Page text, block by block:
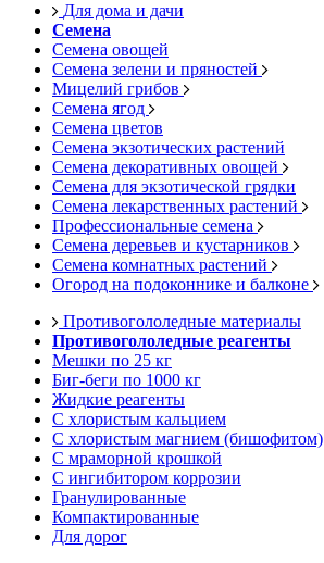
Для дома и дачи
Семена
Семена овощей
Семена зелени и пряностей
Мицелий грибов
Семена ягод
Семена цветов
Семена экзотических растений
Семена декоративных овощей
Семена для экзотической грядки
Семена лекарственных растений
Профессиональные семена
Семена деревьев и кустарников
Семена комнатных растений
Огород на подоконнике и балконе
Противогололедные материалы
Противогололедные реагенты
Мешки по 25 кг
Биг-беги по 1000 кг
Жидкие реагенты
С хлористым кальцием
С хлористым магнием (бишофитом)
С мраморной крошкой
С ингибитором коррозии
Гранулированные
Компактированные
Для дорог